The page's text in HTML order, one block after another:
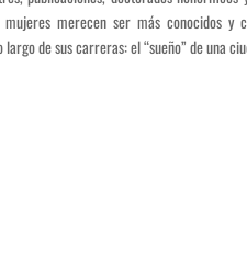
merecen ser más conocidos
de sus carreras: el “sueño” de una